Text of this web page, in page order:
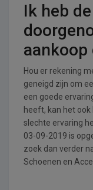
Ik heb
aankoop
Hou er rekening
geneigd zijn om
een goede
heeft, kan het
slechte ervaring
03-09-2019 is
zoek dan verder
Schoenen en